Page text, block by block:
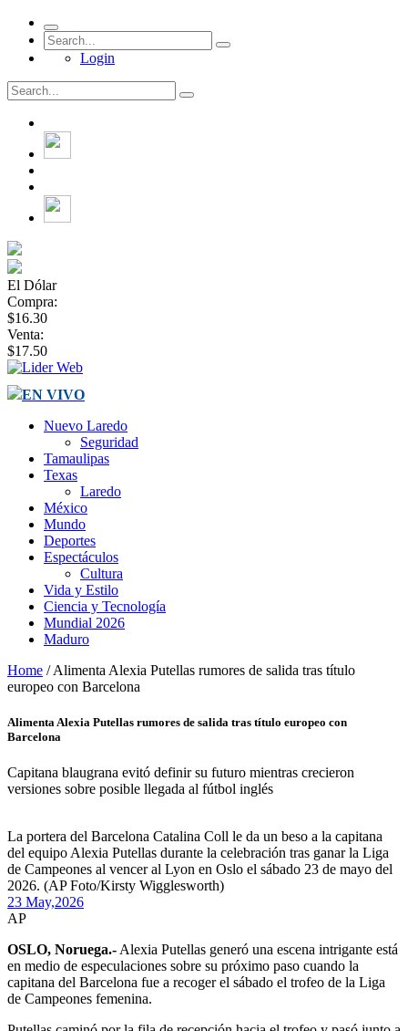
Login
El Dólar
Compra:
$16.30
Venta:
$17.50
EN VIVO
Nuevo Laredo
Seguridad
Tamaulipas
Texas
Laredo
México
Mundo
Deportes
Espectáculos
Cultura
Vida y Estilo
Ciencia y Tecnología
Mundial 2026
Maduro
Home / Alimenta Alexia Putellas rumores de salida tras título
europeo con Barcelona
Alimenta Alexia Putellas rumores de salida tras título europeo con
Barcelona
Capitana blaugrana evitó definir su futuro mientras crecieron
versiones sobre posible llegada al fútbol inglés
La portera del Barcelona Catalina Coll le da un beso a la capitana
del equipo Alexia Putellas durante la celebración tras ganar la Liga
de Campeones al vencer al Lyon en Oslo el sábado 23 de mayo del
2026. (AP Foto/Kirsty Wigglesworth)
23 May,2026
AP
OSLO, Noruega.- Alexia Putellas generó una escena intrigante está
en medio de especulaciones sobre su próximo paso cuando la
capitana del Barcelona fue a recoger el sábado el trofeo de la Liga
de Campeones femenina.